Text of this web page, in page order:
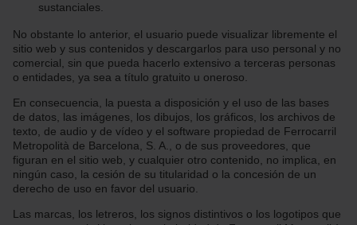
sustanciales.
No obstante lo anterior, el usuario puede visualizar libremente el
sitio web y sus contenidos y descargarlos para uso personal y no
comercial, sin que pueda hacerlo extensivo a terceras personas
o entidades, ya sea a título gratuito u oneroso.
En consecuencia, la puesta a disposición y el uso de las bases
de datos, las imágenes, los dibujos, los gráficos, los archivos de
texto, de audio y de vídeo y el software propiedad de Ferrocarril
Metropolità de Barcelona, S. A., o de sus proveedores, que
figuran en el sitio web, y cualquier otro contenido, no implica, en
ningún caso, la cesión de su titularidad o la concesión de un
derecho de uso en favor del usuario.
Las marcas, los letreros, los signos distintivos o los logotipos que